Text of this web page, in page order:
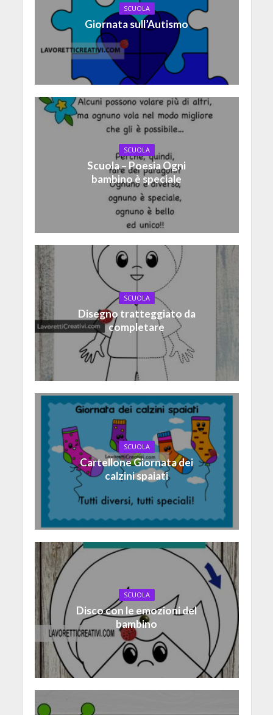
SCUOLA
Giornata sull’Autismo
SCUOLA
Scuola – Poesia Ogni
bambino è speciale
SCUOLA
Disegno tratteggiato da
completare
SCUOLA
Cartellone Giornata dei
calzini spaiati
SCUOLA
Disco con le emozioni del
bambino